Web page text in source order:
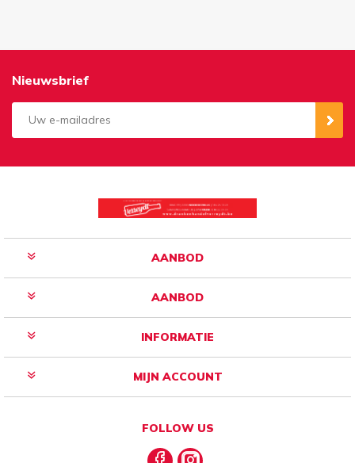
Nieuwsbrief
AANBOD
AANBOD
INFORMATIE
MIJN ACCOUNT
FOLLOW US